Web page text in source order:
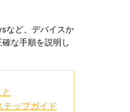
など、デバイスか
な手順を説明し
ップガイド